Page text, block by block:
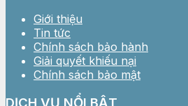
Giới thiệu
Tin tức
Chính sách bảo hành
Giải quyết khiếu nại
Chính sách bảo mật
DỊCH VỤ NỔI BẬT